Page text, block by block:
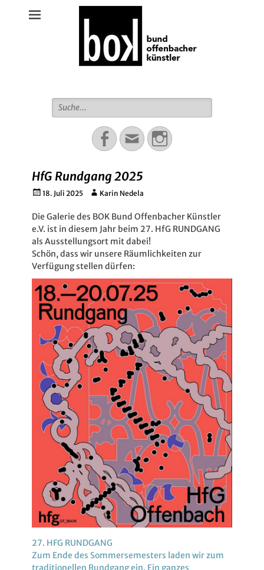
Suche
für:
Facebook
EmailInstagram
HfG Rundgang 2025
Gepostet
18. Juli 2025 AutorKarin Nedela
Die Galerie des BOK Bund Offenbacher Künstler
e.V. ist in diesem Jahr beim 27. HfG RUNDGANG
als Ausstellungsort mit dabei!
Schön, dass wir unsere Räumlichkeiten zur
Verfügung stellen dürfen:
27. HFG RUNDGANG
Zum Ende des Sommersemesters laden wir zum